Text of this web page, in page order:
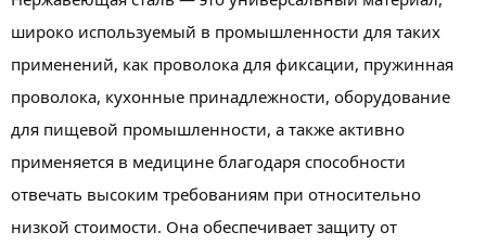
широко используемый в промышленности для таких
применений, как проволока для фиксации, пружинная
проволока, кухонные принадлежности, оборудование
для пищевой промышленности, а также активно
применяется в медицине благодаря способности
отвечать высоким требованиям при относительно
низкой стоимости. Она обеспечивает защиту от